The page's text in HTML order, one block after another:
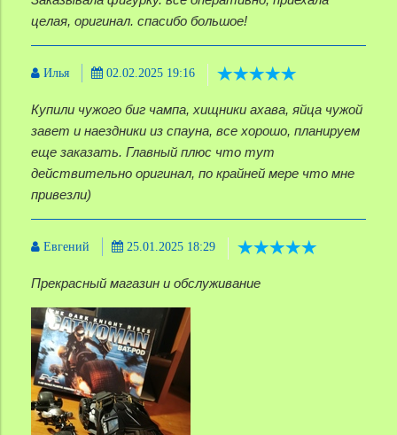
целая, оригинал. спасибо большое!
Илья 02.02.2025 19:16
Купили чужого биг чампа, хищники ахава, яйца чужой
завет и наездники из спауна, все хорошо, планируем
еще заказать. Главный плюс что тут
действительно оригинал, по крайней мере что мне
привезли)
Евгений 25.01.2025 18:29
Прекрасный магазин и обслуживание